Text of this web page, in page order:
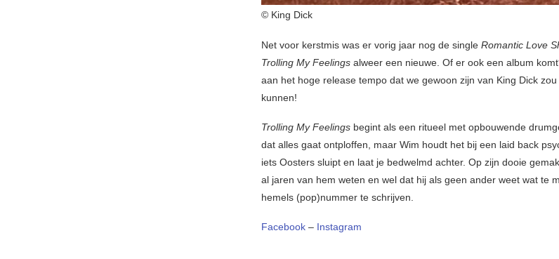
© King Dick
Net voor kerstmis was er vorig jaar nog de single Romantic Love
Trolling My Feelings alweer een nieuwe. Of er ook een album
aan het hoge release tempo dat we gewoon zijn van King Dick
kunnen!
Trolling My Feelings begint als een ritueel met opbouwende
dat alles gaat ontploffen, maar Wim houdt het bij een laid back
iets Oosters sluipt en laat je bedwelmd achter. Op zijn dooie
al jaren van hem weten en wel dat hij als geen ander weet wat te
hemels (pop)nummer te schrijven.
Facebook – Instagram